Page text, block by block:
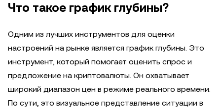
Что такое график глубины?
Одним из лучших инструментов для оценки
настроений на рынке является график глубины. Это
инструмент, который помогает оценить спрос и
предложение на криптовалюты. Он охватывает
широкий диапазон цен в режиме реального времени.
По сути, это визуальное представление ситуации в